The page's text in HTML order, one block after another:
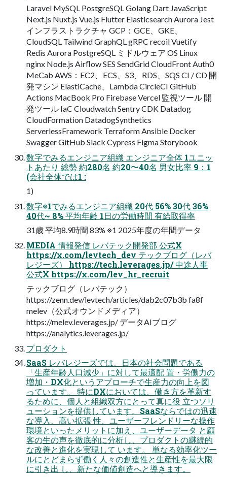
Laravel MySQL PostgreSQL Golang Dart JavaScript
Next.js Nuxt.js Vue.js Flutter Elasticsearch Aurora Jest
インフラストラクチャ GCP：GCE、GKE、
CloudSQL Tailwind GraphQL gRPC recoil Vuetify
Redis Aurora PostgreSQL ミドルウェア OS Linux
nginx Node.js Airﬂow SES SendGrid CloudFront Auth0
MeCab AWS：EC2、ECS、S3、RDS、SQS CI / CD 開
発マシン ElastiCache、Lambda CircleCI GitHub
Actions MacBook Pro Firebase Vercel 監視ツール 開
発ツール IaC Cloudwatch Sentry CDK Datadog
CloudFormation DatadogSynthetics
ServerlessFramework Terraform Ansible Docker
Swagger GitHub Slack Cypress Figma Storybook
数字でみるエンジニア組織 エンジニア全体 1ユニッ
トあたり 総勢 約280名 約20〜40名 男女比率 9：1
(会社全体では1 :
1)
数字※1でみるエンジニア組織 20代 56% 30代 36%
40代~ 8% 平均年齢 1日の労働時間 有給取得率
31歳 平均8.9時間 83% ※1 2025年度の年間データ
MEDIA 情報発信 レバテック開発部 公式X
https://x.com/levtech_dev テックブログ（レバ
レジーズ） https://tech.leverages.jp/ 中途人事
公式X https://x.com/lev_hr_recruit
テックブログ（レバテック）
https://zenn.dev/levtech/articles/dab2c07b3b fa8f
melev（公式オウンドメディア）
https://melev.leverages.jp/ データAIブログ
https://analytics.leverages.jp/
プロダクト
SaaS レバレジーズでは、日本の社会問題である
「生産年齢人口減少」に対して最適配 置・労働力の
増加・DX化というアプローチで生産力の向上を図
っています。 特にDXにおいては、働き方を革新す
るために、個人と組織双方にとって真に役 立つソリ
ューションを提供しています。SaaSならではの迅速
な導入、高い拡張 性、ユーザーフレンドリーな操作
環境といったメリットに加え、ユーザーデータ と顧
客の生の声を徹底的に分析し、プロダクトの継続的
な改善と進化を実現して います。 単なる効率化ツー
ルにとどまらず働く人々の創造性と生産性を最大限
に引き出 し、新たな価値創造へと導きます。